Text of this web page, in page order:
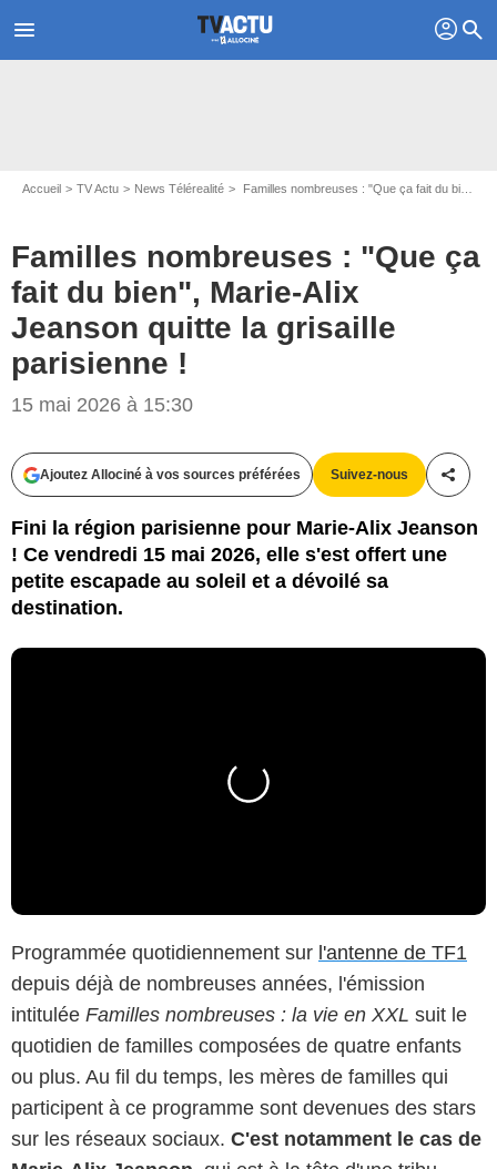
menu profil search
Accueil TV Actu News Télérealité Familles nombreuses : "Que ça fait du bien", Marie-Alix Jeanson quitte la grisaille parisienne !
Familles nombreuses : "Que ça
fait du bien", Marie-Alix
Jeanson quitte la grisaille
parisienne !
15 mai 2026 à 15:30
Ajoutez Allociné à vos sources préférées Suivez-nous
Fini la région parisienne pour Marie-Alix Jeanson
! Ce vendredi 15 mai 2026, elle s'est offert une
petite escapade au soleil et a dévoilé sa
destination.
Programmée quotidiennement sur l'antenne de TF1
depuis déjà de nombreuses années, l'émission
intitulée Familles nombreuses : la vie en XXL suit le
quotidien de familles composées de quatre enfants
ou plus. Au fil du temps, les mères de familles qui
participent à ce programme sont devenues des stars
sur les réseaux sociaux. C'est notamment le cas de